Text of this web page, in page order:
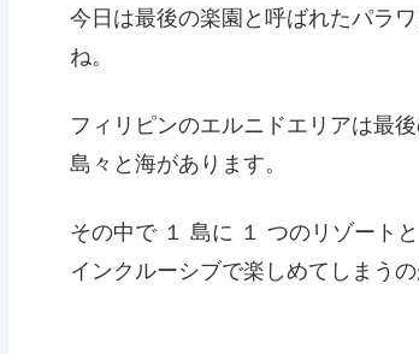
今日は最後の楽園と呼ばれたパラ
ね。
フィリピンのエルニドエリアは最
島々と海があります。
その中で １ 島に １ つのリゾート
インクルーシブで楽しめてしまう